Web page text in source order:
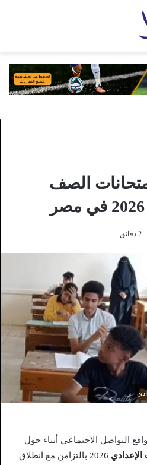
الصف
التواصل الاجتماعي أنباء حول
2026 بالتزامن مع انطلاق